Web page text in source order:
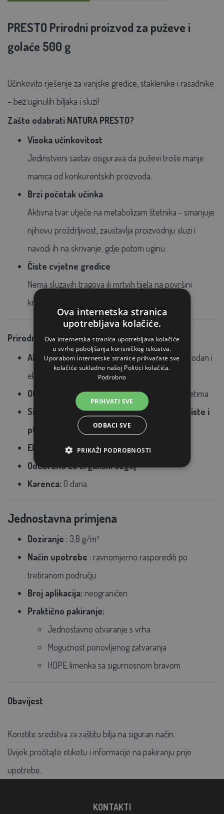
PRESTO Prirodni proizvod za puževe i
golaće 500 g
Učinkovito rješenje za vanjske gredice, staklenike i rasadnike
– bez uginulih biljaka i sluzi!
Zašto odabrati NATURA PRESTO?
Visoka učinkovitost
Jedinstveni sastav osigurava da puževi troše manje
mamca od konkurentskih proizvoda.
Brzi početak učinka
Aktivna tvar utječe na metabolizam štetnika - smanjuje
njihovu proždrljivost, zaustavlja proizvodnju sluzi i
navodi ih na skrivanje, gdje potom uginu.
Čiste cvjetne gredice
Nema sluzavih tragova ili mrtvih tijela na površini
kreveta.
Prirodni sastav i sigurnost
Aktivni sastojak:Željezni fosfat (10 g/kg) – prirodan i
ekološki prihvatljiv
Otpornost na kišu– djeluje čak i u vlažnim uvjetima
Sigurno za ljude, kućne ljubimce, ježeve, gliste i
ptice
Ekološki prihvatljivo
Odobreno za organski uzgoj
Karenca: 0 dana
Jednostavna primjena
Doziranje : 3,8 g/m²
Način upotrebe : ravnomjerno rasporediti po
tretiranom području
Broj aplikacija: neograničen
Praktično pakiranje:
Jednostavno otvaranje s vrha
Mogućnost ponovljenog zatvaranja
HDPE limenka sa sigurnosnom bravom
Obavijest
Koristite sredstva za zaštitu bilja na siguran način.
Uvijek pročitajte etiketu i informacije na pakiranju prije
upotrebe.
KONTAKTI
Ova internetska stranica
upotrebljava kolačiće.
Ova internetska stranica upotrebljava kolačiće
u svrhe poboljšanja korisničkog iskustva.
Uporabom internetske stranice prihvaćate sve
kolačiće sukladno našoj Politici kolačića.
Podrobno
PRIHVATI SVE
ODBACI SVE
PRIKAŽI PODROBNOSTI